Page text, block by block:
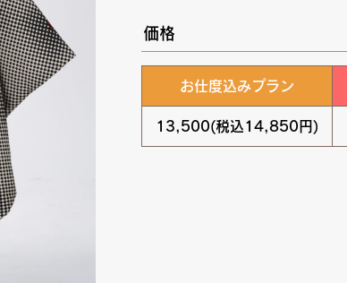
価格
お仕度込みプラン
13,500(税込14,850円)